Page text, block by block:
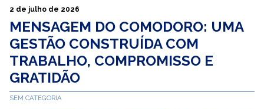
Caiçaras
2 de julho de 2026
MENSAGEM DO COMODORO: UMA
GESTÃO CONSTRUÍDA COM
TRABALHO, COMPROMISSO E
GRATIDÃO
SEM CATEGORIA